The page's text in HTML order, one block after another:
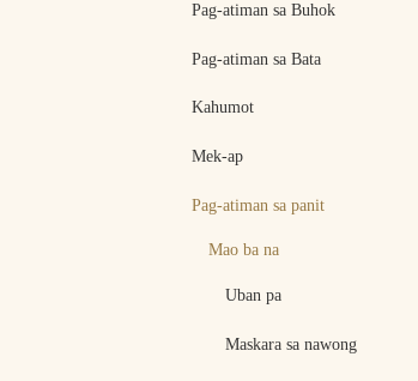
Pag-atiman sa Buhok
Pag-atiman sa Bata
Kahumot
Mek-ap
Pag-atiman sa panit
Mao ba na
Uban pa
Maskara sa nawong